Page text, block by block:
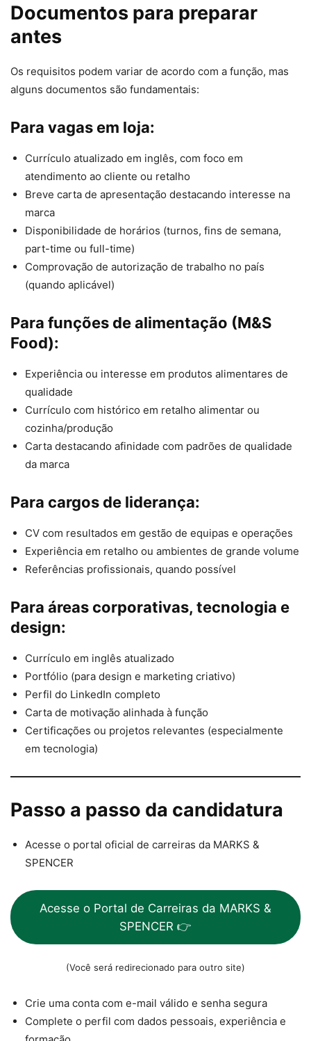
Documentos para preparar
antes
Os requisitos podem variar de acordo com a função, mas
alguns documentos são fundamentais:
Para vagas em loja:
Currículo atualizado em inglês, com foco em
atendimento ao cliente ou retalho
Breve carta de apresentação destacando interesse na
marca
Disponibilidade de horários (turnos, fins de semana,
part-time ou full-time)
Comprovação de autorização de trabalho no país
(quando aplicável)
Para funções de alimentação (M&S
Food):
Experiência ou interesse em produtos alimentares de
qualidade
Currículo com histórico em retalho alimentar ou
cozinha/produção
Carta destacando afinidade com padrões de qualidade
da marca
Para cargos de liderança:
CV com resultados em gestão de equipas e operações
Experiência em retalho ou ambientes de grande volume
Referências profissionais, quando possível
Para áreas corporativas, tecnologia e
design:
Currículo em inglês atualizado
Portfólio (para design e marketing criativo)
Perfil do LinkedIn completo
Carta de motivação alinhada à função
Certificações ou projetos relevantes (especialmente
em tecnologia)
Passo a passo da candidatura
Acesse o portal oficial de carreiras da MARKS &
SPENCER
Acesse o Portal de Carreiras da MARKS &
SPENCER 👉
(Você será redirecionado para outro site)
Crie uma conta com e-mail válido e senha segura
Complete o perfil com dados pessoais, experiência e